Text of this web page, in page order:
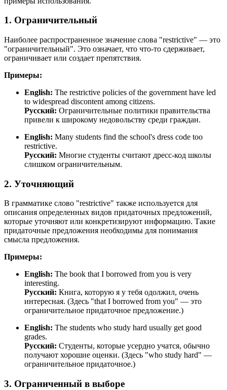
1. Ограничительный
Наиболее распространенное значение слова "restrictive" — это
"ограничительный". Это означает, что что-то сдерживает,
ограничивает или создает препятствия.
Примеры:
English: The restrictive policies of the government have led
to widespread discontent among citizens.
Русский: Ограничительные политики правительства
привели к широкому недовольству среди граждан.
English: Many students find the school's dress code too
restrictive.
Русский: Многие студенты считают дресс-код школы
слишком ограничительным.
2. Уточняющий
В грамматике слово "restrictive" также используется для
описания определенных видов придаточных предложений,
которые уточняют или конкретизируют информацию. Такие
придаточные предложения необходимы для понимания
смысла предложения.
Примеры:
English: The book that I borrowed from you is very
interesting.
Русский: Книга, которую я у тебя одолжил, очень
интересная. (Здесь "that I borrowed from you" — это
ограничительное придаточное предложение.)
English: The students who study hard usually get good
grades.
Русский: Студенты, которые усердно учатся, обычно
получают хорошие оценки. (Здесь "who study hard" —
ограничительное придаточное.)
3. Ограниченный в выборе